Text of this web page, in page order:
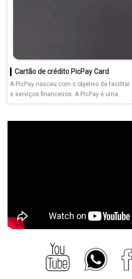
Cartão de crédito PicPay Card
A PicPay nasceu com o objetivo de
e serviços financeiros. A PicPay é uma...